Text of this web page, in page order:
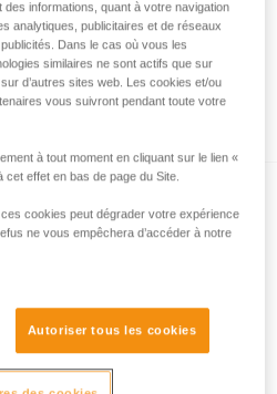
rapport de mouflage
de mouflages
S, PRO TRAXION,
informations, quant à votre navigation
analytiques, publicitaires et de réseaux
Dans le cas où vous les
similaires ne sont actifs que sur
d’autres sites web. Les cookies et/ou
vous suivront pendant toute votre
à tout moment en cliquant sur le lien «
effet en bas de page du Site.
cookies peut dégrader votre expérience
ne vous empêchera d’accéder à notre
Autoriser tous les cookies